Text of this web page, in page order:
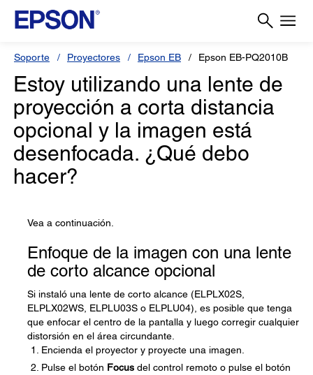
Soporte Proyectores Epson EB Epson EB-PQ2010B
Estoy utilizando una lente de
proyección a corta distancia
opcional y la imagen está
desenfocada. ¿Qué debo
hacer?
Vea a continuación.
Enfoque de la imagen con una lente
de corto alcance opcional
Si instaló una lente de corto alcance (ELPLX02S,
ELPLX02WS, ELPLU03S o ELPLU04), es posible que tenga
que enfocar el centro de la pantalla y luego corregir cualquier
distorsión en el área circundante.
Encienda el proyector y proyecte una imagen.
Pulse el botón Focus del control remoto o pulse el botón